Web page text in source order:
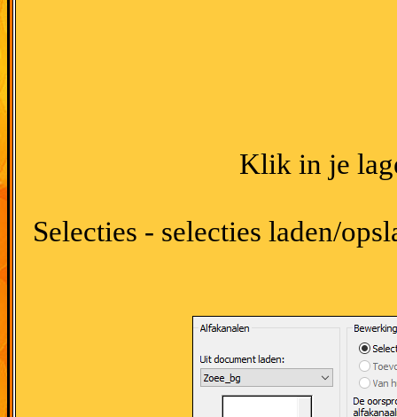
Klik in je
Selecties - selecties laden/